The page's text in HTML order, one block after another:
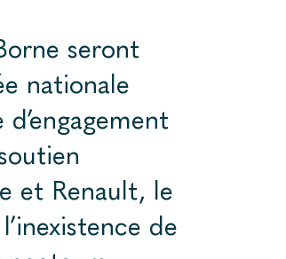
seront
nationale
et Renault, le
de